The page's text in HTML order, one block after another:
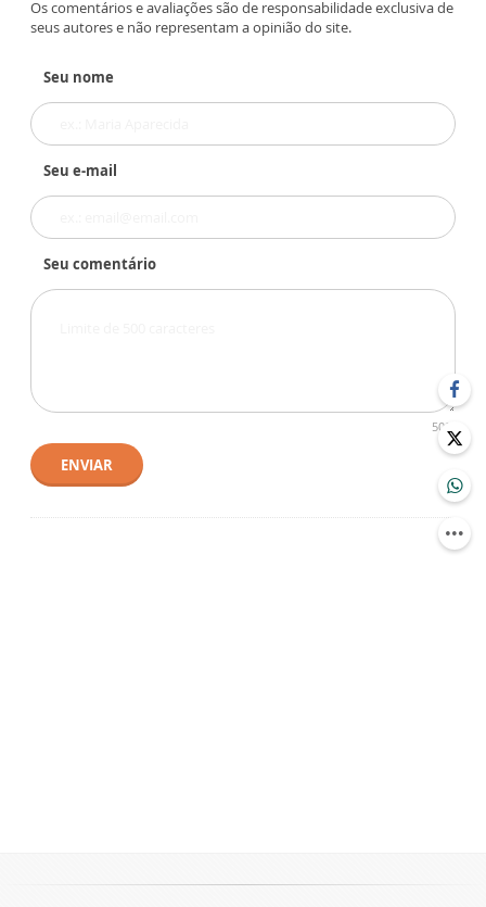
Os comentários e avaliações são de responsabilidade exclusiva de
seus autores e não representam a opinião do site.
Seu nome
Seu e-mail
Seu comentário
500
ENVIAR